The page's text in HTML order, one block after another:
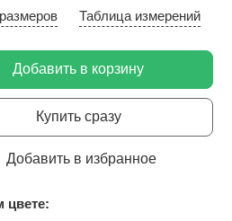
Таблица измерений
Добавить в корзину
Купить сразу
Добавить в избранное
цвете: